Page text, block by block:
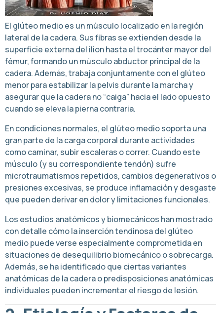
El glúteo medio es un músculo localizado en la región
lateral de la cadera. Sus fibras se extienden desde la
superficie externa del ilion hasta el trocánter mayor del
fémur, formando un músculo abductor principal de la
cadera. Además, trabaja conjuntamente con el glúteo
menor para estabilizar la pelvis durante la marcha y
asegurar que la cadera no “caiga” hacia el lado opuesto
cuando se eleva la pierna contraria.
En condiciones normales, el glúteo medio soporta una
gran parte de la carga corporal durante actividades
como caminar, subir escaleras o correr. Cuando este
músculo (y su correspondiente tendón) sufre
microtraumatismos repetidos, cambios degenerativos o
presiones excesivas, se produce inflamación y desgaste
que pueden derivar en dolor y limitaciones funcionales.
Los estudios anatómicos y biomecánicos han mostrado
con detalle cómo la inserción tendinosa del glúteo
medio puede verse especialmente comprometida en
situaciones de desequilibrio biomecánico o sobrecarga.
Además, se ha identificado que ciertas variantes
anatómicas de la cadera o predisposiciones anatómicas
individuales pueden incrementar el riesgo de lesión.